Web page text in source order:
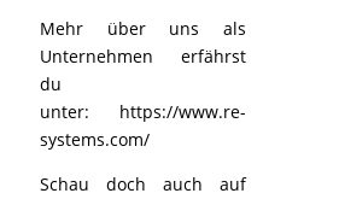
Mehr über uns als
Unternehmen erfährst
du
unter: https://www.re-
systems.com/
Schau doch auch auf